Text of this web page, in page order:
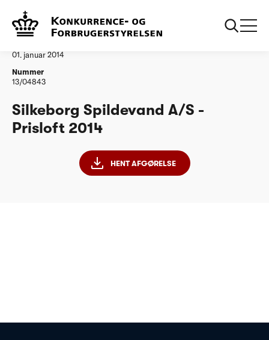
Vandtilsyn
01. januar 2014
Nummer
13/04843
Silkeborg Spildevand A/S -
Prisloft 2014
HENT AFGØRELSE